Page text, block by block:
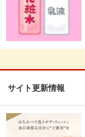
サイト更新情報